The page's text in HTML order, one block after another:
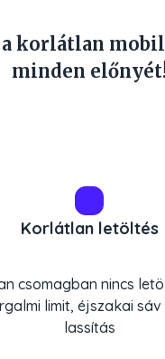
a korlátlan
minden előnyét!
Korlátlan letöltés
csomagban nincs
limit, éjszakai
lassítás